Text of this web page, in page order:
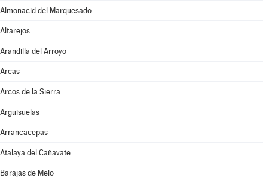
Almonacid del Marquesado
Altarejos
Arandilla del Arroyo
Arcas
Arcos de la Sierra
Arguisuelas
Arrancacepas
Atalaya del Cañavate
Barajas de Melo